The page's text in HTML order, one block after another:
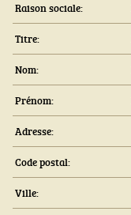
Raison sociale:
Titre:
Nom:
Prénom:
Adresse:
Code postal:
Ville: